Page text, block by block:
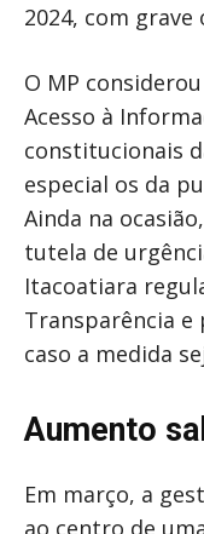
2024, com grave
O MP
Acesso à
constitucionais
especial os da
Ainda na
tutela de
Itacoatiara
Transparência e
caso a medida
Aumento
Em março, a
ao centro de